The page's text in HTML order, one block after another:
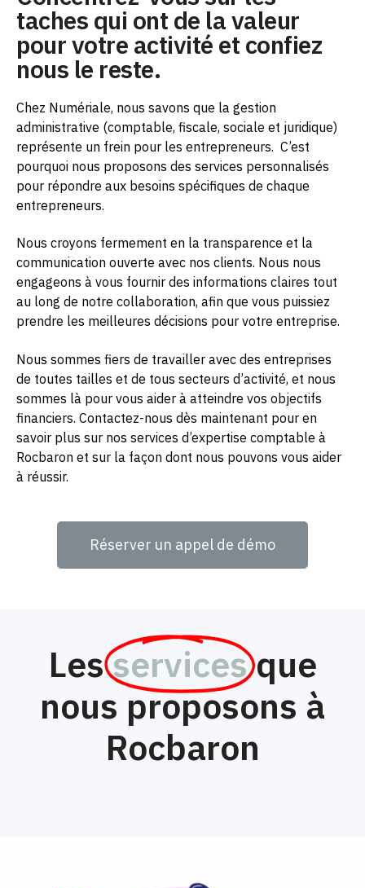
taches qui ont de la valeur
pour votre activité et confiez
nous le reste.
Chez Numériale, nous savons que la gestion
administrative (comptable, fiscale, sociale et juridique)
représente un frein pour les entrepreneurs. C’est
pourquoi nous proposons des services personnalisés
pour répondre aux besoins spécifiques de chaque
entrepreneurs.
Nous croyons fermement en la transparence et la
communication ouverte avec nos clients. Nous nous
engageons à vous fournir des informations claires tout
au long de notre collaboration, afin que vous puissiez
prendre les meilleures décisions pour votre entreprise.
Nous sommes fiers de travailler avec des entreprises
de toutes tailles et de tous secteurs d’activité, et nous
sommes là pour vous aider à atteindre vos objectifs
financiers. Contactez-nous dès maintenant pour en
savoir plus sur nos services d’expertise comptable à
Rocbaron et sur la façon dont nous pouvons vous aider
à réussir.
Réserver un appel de démo
Lesservices que
nous proposons à
Rocbaron